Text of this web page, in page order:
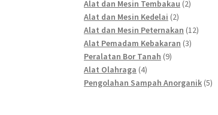
products
Alat dan Mesin Tembakau 22
Alat dan Mesin Kedelai 22
products
Alat dan Mesin Peternakan 1212
Alat Pemadam Kebakaran 33
Peralatan Bor Tanah 99
Alat Olahraga 44
products
Pengolahan Sampah Anorganik 55